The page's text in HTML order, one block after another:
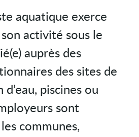
aquatique exerce
activité sous le
auprès des
des sites de
piscines ou
sont
communes,